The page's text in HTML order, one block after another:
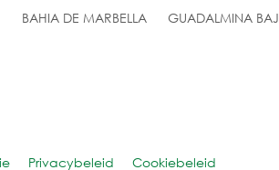
BAHIA DE MARBELLA
GUADALMINA
Privacybeleid Cookiebeleid